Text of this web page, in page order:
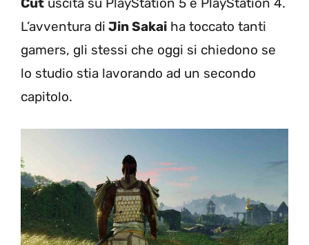
L’avventura di Jin Sakai ha toccato tanti
gamers, gli stessi che oggi si chiedono se
lo studio stia lavorando ad un secondo
capitolo.